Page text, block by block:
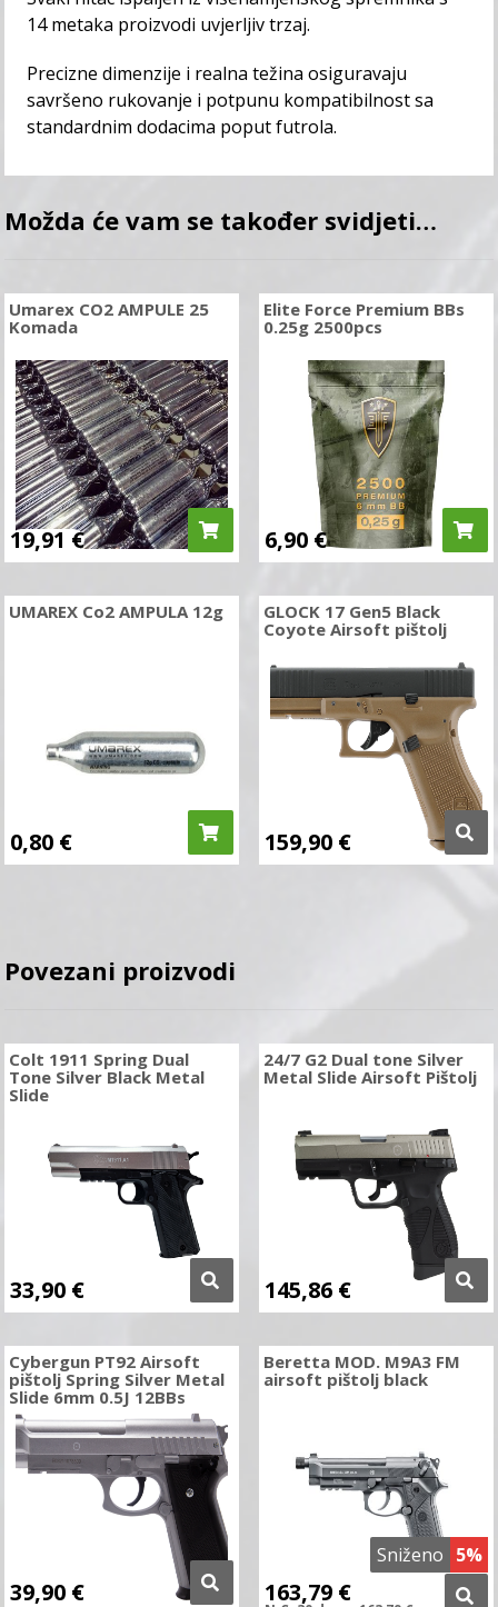
14 metaka proizvodi uvjerljiv trzaj.
Precizne dimenzije i realna težina osiguravaju
savršeno rukovanje i potpunu kompatibilnost sa
standardnim dodacima poput futrola.
Možda će vam se također svidjeti…
Umarex CO2 AMPULE 25
Komada
19,91 €
Elite Force Premium BBs
0.25g 2500pcs
6,90 €
UMAREX Co2 AMPULA 12g
0,80 €
GLOCK 17 Gen5 Black
Coyote Airsoft pištolj
159,90 €
Povezani proizvodi
Colt 1911 Spring Dual
Tone Silver Black Metal
Slide
33,90 €
24/7 G2 Dual tone Silver
Metal Slide Airsoft Pištolj
145,86 €
Cybergun PT92 Airsoft
pištolj Spring Silver Metal
Slide 6mm 0.5J 12BBs
39,90 €
Sniženo 5%
Beretta MOD. M9A3 FM
airsoft pištolj black
163,79 €